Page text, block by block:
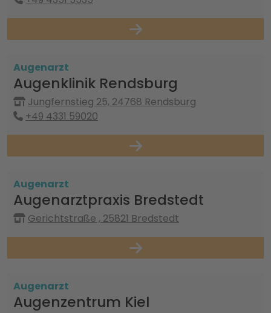
Augenarzt
Augenklinik Rendsburg
Jungfernstieg 25, 24768 Rendsburg
+49 4331 59020
Augenarzt
Augenarztpraxis Bredstedt
Gerichtstraße , 25821 Bredstedt
Augenarzt
Augenzentrum Kiel